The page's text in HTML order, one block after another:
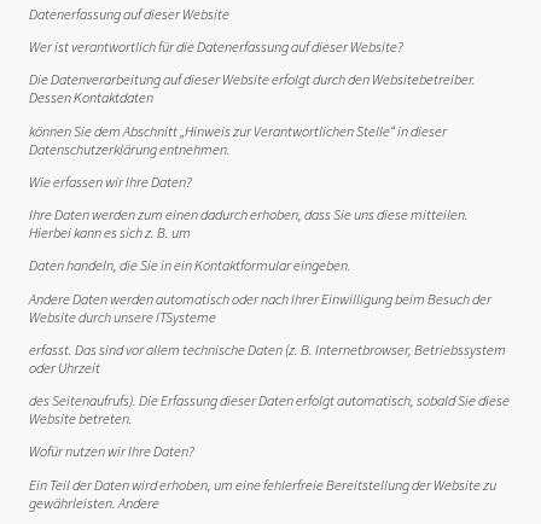
Datenerfassung auf dieser Website
Wer ist verantwortlich für die Datenerfassung auf dieser Website?
Die Datenverarbeitung auf dieser Website erfolgt durch den Websitebetreiber.
Dessen Kontaktdaten
können Sie dem Abschnitt „Hinweis zur Verantwortlichen Stelle“ in dieser
Datenschutzerklärung entnehmen.
Wie erfassen wir Ihre Daten?
Ihre Daten werden zum einen dadurch erhoben, dass Sie uns diese mitteilen.
Hierbei kann es sich z. B. um
Daten handeln, die Sie in ein Kontaktformular eingeben.
Andere Daten werden automatisch oder nach Ihrer Einwilligung beim Besuch der
Website durch unsere ITSysteme
erfasst. Das sind vor allem technische Daten (z. B. Internetbrowser, Betriebssystem
oder Uhrzeit
des Seitenaufrufs). Die Erfassung dieser Daten erfolgt automatisch, sobald Sie diese
Website betreten.
Wofür nutzen wir Ihre Daten?
Ein Teil der Daten wird erhoben, um eine fehlerfreie Bereitstellung der Website zu
gewährleisten. Andere